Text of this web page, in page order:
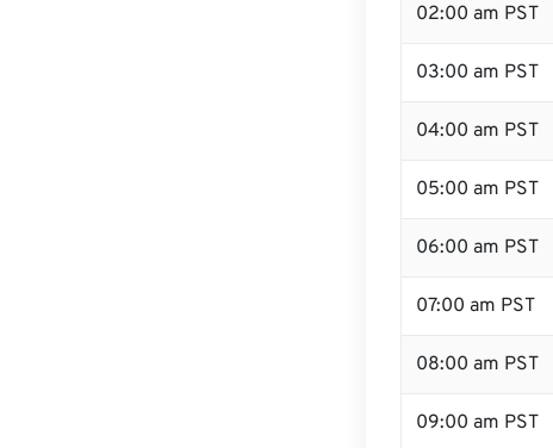
02:00 am PST
03:00 am PST
04:00 am PST
05:00 am PST
06:00 am PST
07:00 am PST
08:00 am PST
09:00 am PST